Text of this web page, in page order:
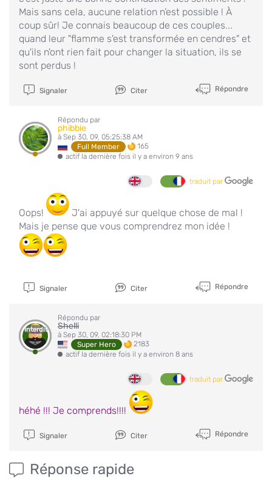
Mais sans cela, aucune relation n’est possible ! À
coup sûr! Je connais beaucoup de ces couples...
quand leur "flamme s'est transformée en cendres" et
qu'ils n'ont rien fait pour changer la situation, ils se
sont perdus !
Signaler Citer Répondre
Répondu par
phibbie
à Sep 30, 09, 05:25:38 AM
Full Member
165
actif la dernière fois il y a environ 9 ans
traduit par
Oops!
J'ai appuyé sur quelque chose de mal !
Mais je pense que vous comprendrez mon idée !
Signaler Citer Répondre
Interdit
Répondu par
Shelli
à Sep 30, 09, 02:18:30 PM
Super Hero
2183
actif la dernière fois il y a environ 8 ans
traduit par
héhé !!! Je comprends!!!!
Signaler Citer Répondre
Réponse rapide